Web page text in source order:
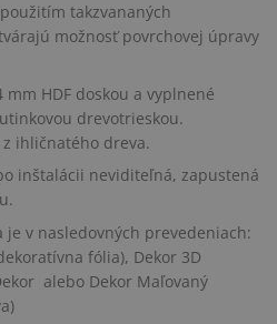
takzvananých
možnosť povrchovej úpravy
HDF doskou a vyplnené
drevotrieskou.
ihličnatého dreva.
inštalácii neviditeľná, zapustená
je v nasledovných prevedeniach:
fólia), Dekor 3D
alebo Dekor Maľovaný